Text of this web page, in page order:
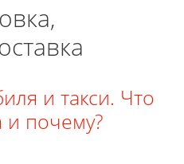
и такси. Что
и почему?